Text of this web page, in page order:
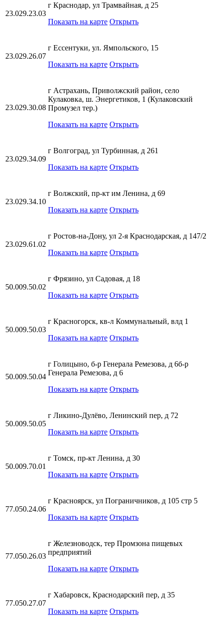
23.029.23.03
г Краснодар, ул Трамвайная, д 25
Показать на карте Открыть
23.029.26.07
г Ессентуки, ул. Ямпольского, 15
Показать на карте Открыть
23.029.30.08
г Астрахань, Приволжский район, село
Кулаковка, ш. Энергетиков, 1 (Кулаковский
Промузел тер.)
Показать на карте Открыть
23.029.34.09
г Волгоград, ул Турбинная, д 261
Показать на карте Открыть
23.029.34.10
г Волжский, пр-кт им Ленина, д 69
Показать на карте Открыть
23.029.61.02
г Ростов-на-Дону, ул 2-я Краснодарская, д 147/2
Показать на карте Открыть
50.009.50.02
г Фрязино, ул Садовая, д 18
Показать на карте Открыть
50.009.50.03
г Красногорск, кв-л Коммунальный, влд 1
Показать на карте Открыть
50.009.50.04
г Голицыно, б-р Генерала Ремезова, д 6б-р
Генерала Ремезова, д 6
Показать на карте Открыть
50.009.50.05
г Ликино-Дулёво, Ленинский пер, д 72
Показать на карте Открыть
50.009.70.01
г Томск, пр-кт Ленина, д 30
Показать на карте Открыть
77.050.24.06
г Красноярск, ул Пограничников, д 105 стр 5
Показать на карте Открыть
77.050.26.03
г Железноводск, тер Промзона пищевых
предприятий
Показать на карте Открыть
77.050.27.07
г Хабаровск, Краснодарский пер, д 35
Показать на карте Открыть